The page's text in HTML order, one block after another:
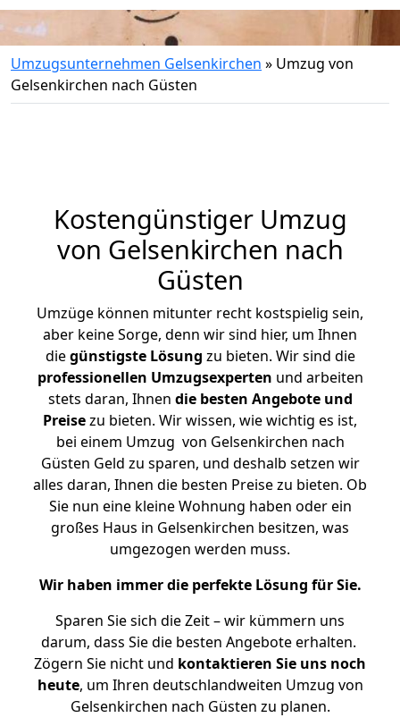
Umzugsunternehmen Gelsenkirchen » Umzug von
Gelsenkirchen nach Güsten
Kostengünstiger Umzug
von Gelsenkirchen nach
Güsten
Umzüge können mitunter recht kostspielig sein,
aber keine Sorge, denn wir sind hier, um Ihnen
diegünstigste Lösung zu bieten. Wir sind die
professionellen Umzugsexperten und arbeiten
stets daran, Ihnen die besten Angebote und
Preisezu bieten. Wir wissen, wie wichtig es ist,
bei einem Umzug von Gelsenkirchen nach
Güsten Geld zu sparen, und deshalb setzen wir
alles daran, Ihnen die besten Preise zu bieten. Ob
Sie nun eine kleine Wohnung haben oder ein
großes Haus in Gelsenkirchen besitzen, was
umgezogen werden muss.
Wir haben immer die perfekte Lösung für Sie.
Sparen Sie sich die Zeit – wir kümmern uns
darum, dass Sie die besten Angebote erhalten.
Zögern Sie nicht und kontaktieren Sie uns noch
heute, um Ihren deutschlandweiten Umzug von
Gelsenkirchen nach Güsten zu planen.